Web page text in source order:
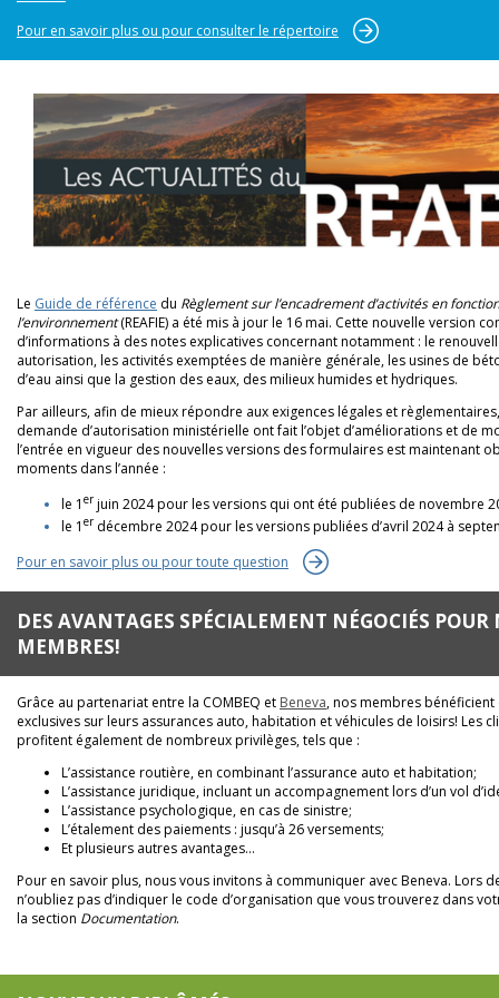
Pour en savoir plus ou pour consulter le répertoire
Le Guide de référence du Règlement sur l’encadrement d’activités en
l’environnement(REAFIE) a été mis à jour le 16 mai. Cette nouvelle version
d’informations à des notes explicatives concernant notamment : le
autorisation, les activités exemptées de manière générale, les usines de
d’eau ainsi que la gestion des eaux, des milieux humides et hydriques.
Par ailleurs, afin de mieux répondre aux exigences légales et
demande d’autorisation ministérielle ont fait l’objet d’améliorations et de
l’entrée en vigueur des nouvelles versions des formulaires est maintenant
moments dans l’année :
le 1 erjuin 2024 pour les versions qui ont été publiées de novembre
le 1 erdécembre 2024 pour les versions publiées d’avril 2024 à
Pour en savoir plus ou pour toute question
DES AVANTAGES SPÉCIALEMENT NÉGOCIÉS POUR
MEMBRES!
Grâce au partenariat entre la COMBEQ et Beneva, nos membres
exclusives sur leurs assurances auto, habitation et véhicules de loisirs! Les
profitent également de nombreux privilèges, tels que :
L’assistance routière, en combinant l’assurance auto et habitation;
L’assistance juridique, incluant un accompagnement lors d’un vol
L’assistance psychologique, en cas de sinistre;
L’étalement des paiements : jusqu’à 26 versements;
Et plusieurs autres avantages…
Pour en savoir plus, nous vous invitons à communiquer avec Beneva. Lors
n’oubliez pas d’indiquer le code d’organisation que vous trouverez dans
la section Documentation.